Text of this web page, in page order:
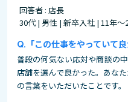
回答者 : 店長
30代 | 男性 | 新卒入社 | 11年～
「この仕事をやっていて
普段の何気ない応対や商談の
店舗を選んで良かった。あな
の言葉をいただいたことです。